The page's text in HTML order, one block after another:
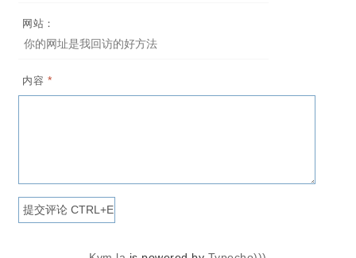
网站：
内容 *